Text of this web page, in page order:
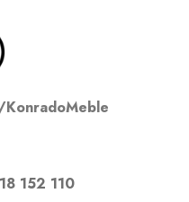
152 110